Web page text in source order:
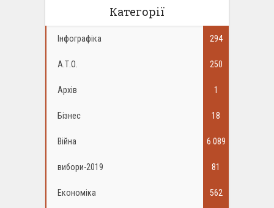
Категорії
Інфографіка 294
А.Т.О. 250
Архів 1
Бізнес 18
Війна 6 089
вибори-2019 81
Економіка 562